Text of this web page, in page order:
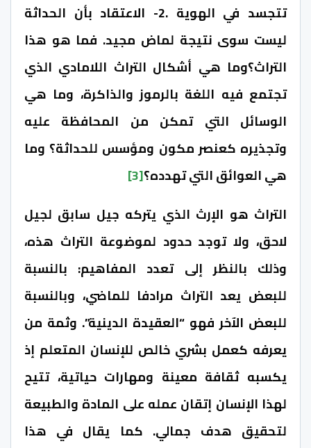
تتجسد في الهوية .2- الاعتقاد بأن الحداثة
ليست سوى نتيجة لماض مجيد. فما هو هذا
التراث؟وما هي أشكال التراث اللامادي الذي
تجتمع فيه اللغة بالرموز والذاكرة، وما هي
الوسائل التي تمكن من المحافظة عليه
وتجذيره كعنصر مكون ومؤسس للحداثة؟ وما
هي العوائق التي تهدده؟[3]
التراث هو الإرث الذي يتركه جيل سابق لجيل
لاحق، ولا توجد حدود لموضوعة التراث هذه،
وذلك بالنظر إلى تعدد المفاهيم: بالنسبة
للبعض يعد التراث مرادفا للماضي، وبالنسبة
للبعض الآخر فهو “العقيدة الدينية”. وثمة من
يعرفه كعمل بشري خالص للإنسان المتعلم إذ
يكسبه ثقافة معينة ومهارات حياتية، تتيح
لهذا الإنسان إتقان عمله على المادة والطبيعة
لتحقيق هدف جمالي. كما يقال في هذا